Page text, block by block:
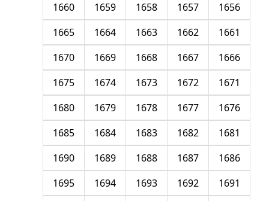
1656
1657
1658
1659
1660
1661
1662
1663
1664
1665
1666
1667
1668
1669
1670
1671
1672
1673
1674
1675
1676
1677
1678
1679
1680
1681
1682
1683
1684
1685
1686
1687
1688
1689
1690
1691
1692
1693
1694
1695